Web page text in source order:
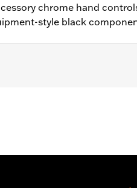
chrome hand
style black
clutch anti-rattle clip,